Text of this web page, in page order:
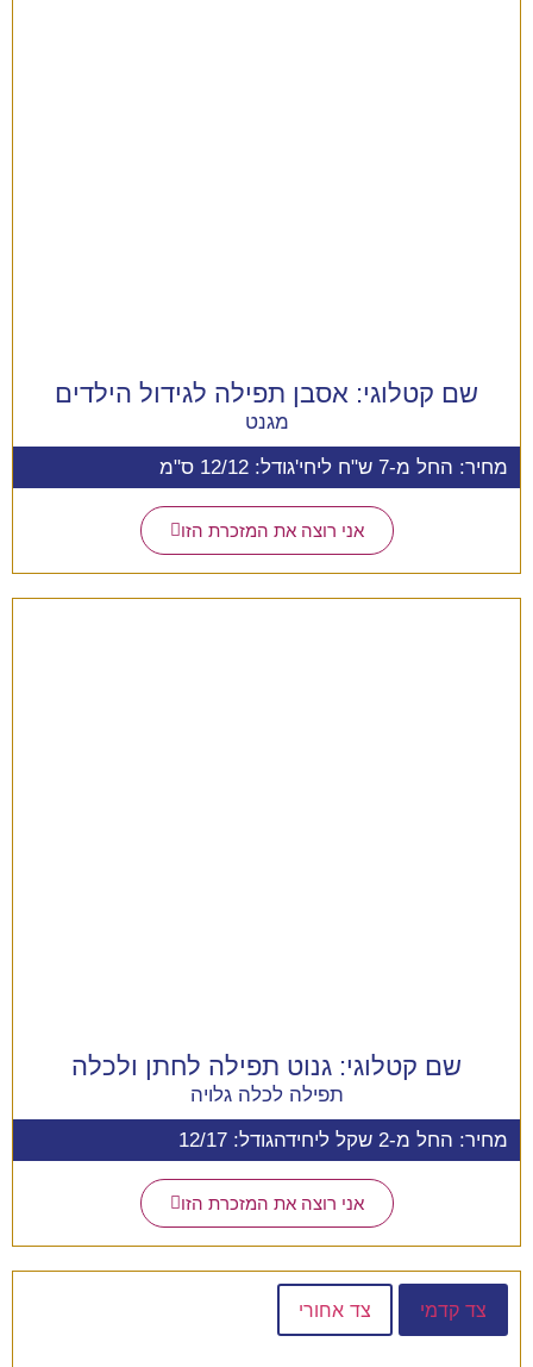
שם קטלוגי: אסבן תפילה לגידול הילדים
מגנט
מחיר: החל מ-7 ש"ח ליחי'
גודל: 12/12 ס"מ
אני רוצה את המזכרת הזו
שם קטלוגי: גנוט תפילה לחתן ולכלה
תפילה לכלה גלויה
מחיר: החל מ-2 שקל ליחידה
גודל: 12/17
אני רוצה את המזכרת הזו
צד קדמי צד אחורי